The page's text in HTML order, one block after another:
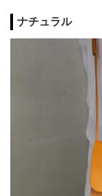
ナチュラル